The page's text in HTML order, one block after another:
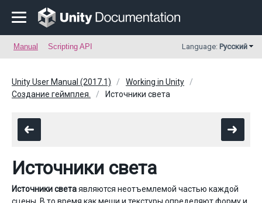
Manual Scripting API Language: Русский
Unity User Manual (2017.1)
Working in Unity
Создание геймплея.
Источники света
Источники света
Источники светаявляются неотъемлемой частью каждой